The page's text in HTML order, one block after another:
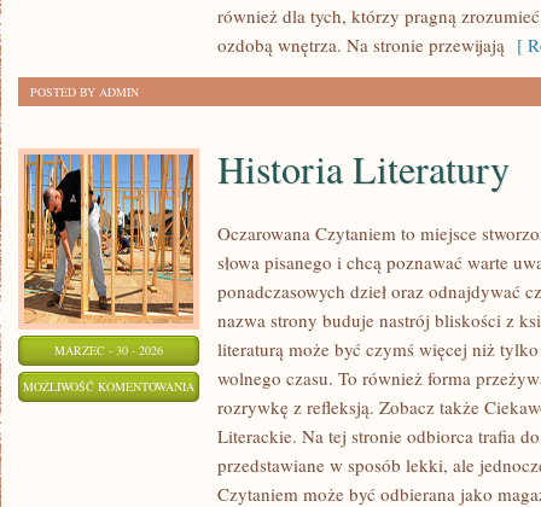
również dla tych, którzy pragną
ozdobą wnętrza. Na stronie przewijają [
POSTED BY ADMIN
MARZEC - 30 - 2026
MOŻLIWOŚĆ KOMENTOWANIA HISTORIA
LITERATURY
Historia Literatury
Oczarowana Czytaniem to miejsce
słowa pisanego i chcą poznawać warte
ponadczasowych dzieł oraz odnajdywać
nazwa strony buduje nastrój bliskości z
literaturą może być czymś więcej niż
wolnego czasu. To również forma
rozrywkę z refleksją. Zobacz także
Literackie. Na tej stronie odbiorca trafia
przedstawiane w sposób lekki, ale
Czytaniem może być odbierana jako